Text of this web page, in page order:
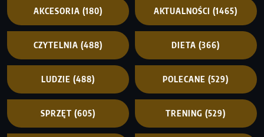
AKCESORIA (180) AKTUALNOŚCI (1465)
CZYTELNIA (488) DIETA (366)
LUDZIE (488) POLECANE (529)
SPRZĘT (605) TRENING (529)